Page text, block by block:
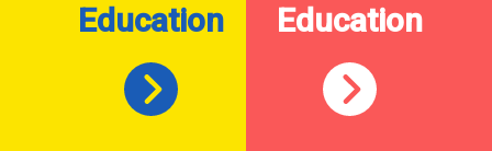
Education
Education